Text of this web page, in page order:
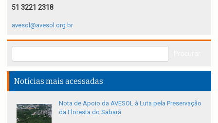
51 3221 2318
avesol@avesol.org.br
Notícias mais acessadas
Nota de Apoio da AVESOL à Luta pela Preservação
da Floresta do Sabará